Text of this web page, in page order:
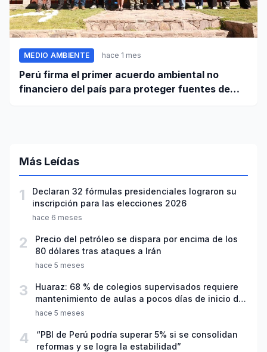
MEDIO AMBIENTE hace 1 mes
Perú firma el primer acuerdo ambiental no
financiero del país para proteger fuentes de
Más Leídas
1
Declaran 32 fórmulas presidenciales lograron su
inscripción para las elecciones 2026
hace 6 meses
2
Precio del petróleo se dispara por encima de los
80 dólares tras ataques a Irán
hace 5 meses
3
Huaraz: 68 % de colegios supervisados requiere
mantenimiento de aulas a pocos días de inicio del
año escolar 2026
hace 5 meses
4
“PBI de Perú podría superar 5% si se consolidan
reformas y se logra la estabilidad”